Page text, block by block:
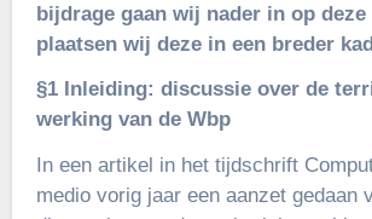
bijdrage gaan wij nader in op
plaatsen wij deze in een breder
§1 Inleiding: discussie over de
werking van de Wbp
In een artikel in het tijdschrift
medio vorig jaar een aanzet gedaan